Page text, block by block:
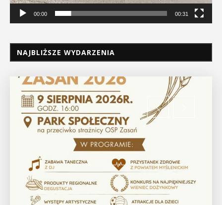
00:00 00:31
NAJBLIŻSZE WYDARZENIA